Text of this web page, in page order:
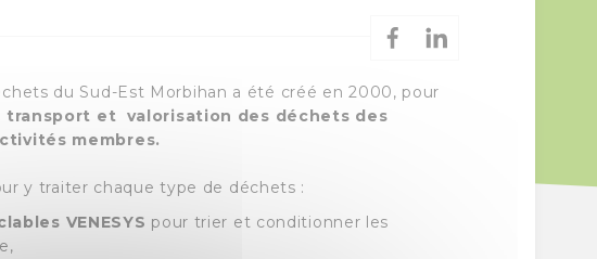
du Sud-Est Morbihan a été créé en 2000, pour
transport et valorisation des déchets des
membres.
y traiter chaque type de déchets :
VENESYS pour trier et conditionner les